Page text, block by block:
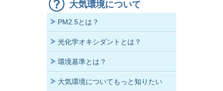
大気環境について
PM2.5とは？
光化学オキシダントとは？
環境基準とは？
大気環境についてもっと知りたい